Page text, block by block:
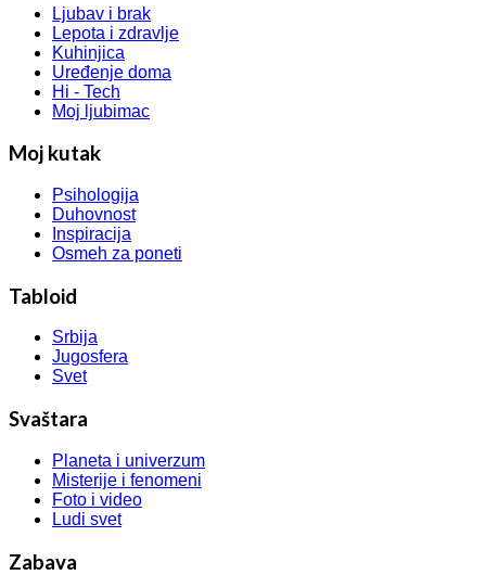
Ljubav i brak
Lepota i zdravlje
Kuhinjica
Uređenje doma
Hi - Tech
Moj ljubimac
Moj kutak
Psihologija
Duhovnost
Inspiracija
Osmeh za poneti
Tabloid
Srbija
Jugosfera
Svet
Svaštara
Planeta i univerzum
Misterije i fenomeni
Foto i video
Ludi svet
Zabava